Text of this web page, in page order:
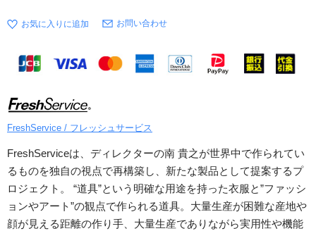
お問い合わせ
FreshService / フレッシュサービス
FreshServiceは、ディレクターの南 貴之が世界中で作られてい
るものを独自の視点で再構築し、新たな製品として提案するプ
ロジェクト。 “道具”という明確な用途を持った衣服と”ファッシ
ョンやアート”の観点で作られる道具。大量生産が困難な産地や
顔が見える距離の作り手、大量生産でありながら実用性や機能